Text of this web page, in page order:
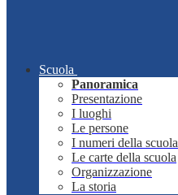
Scuola
Panoramica
Presentazione
I luoghi
Le persone
I numeri della scuola
Le carte della scuola
Organizzazione
La storia